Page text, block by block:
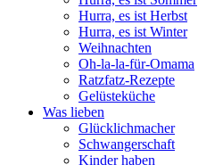
Hurra, es ist Herbst
Hurra, es ist Winter
Weihnachten
Oh-la-la-für-Omama
Ratzfatz-Rezepte
Gelüsteküche
Was lieben
Glücklichmacher
Schwangerschaft
Kinder haben